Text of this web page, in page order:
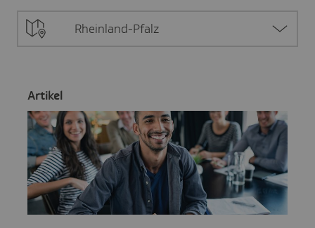
Rheinland-Pfalz
Artikel